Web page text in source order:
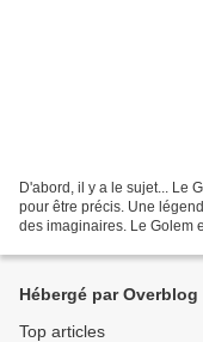
D'abord, il y a le sujet... Le
pour être précis. Une
des imaginaires. Le Golem
Hébergé par Overblog
Top articles